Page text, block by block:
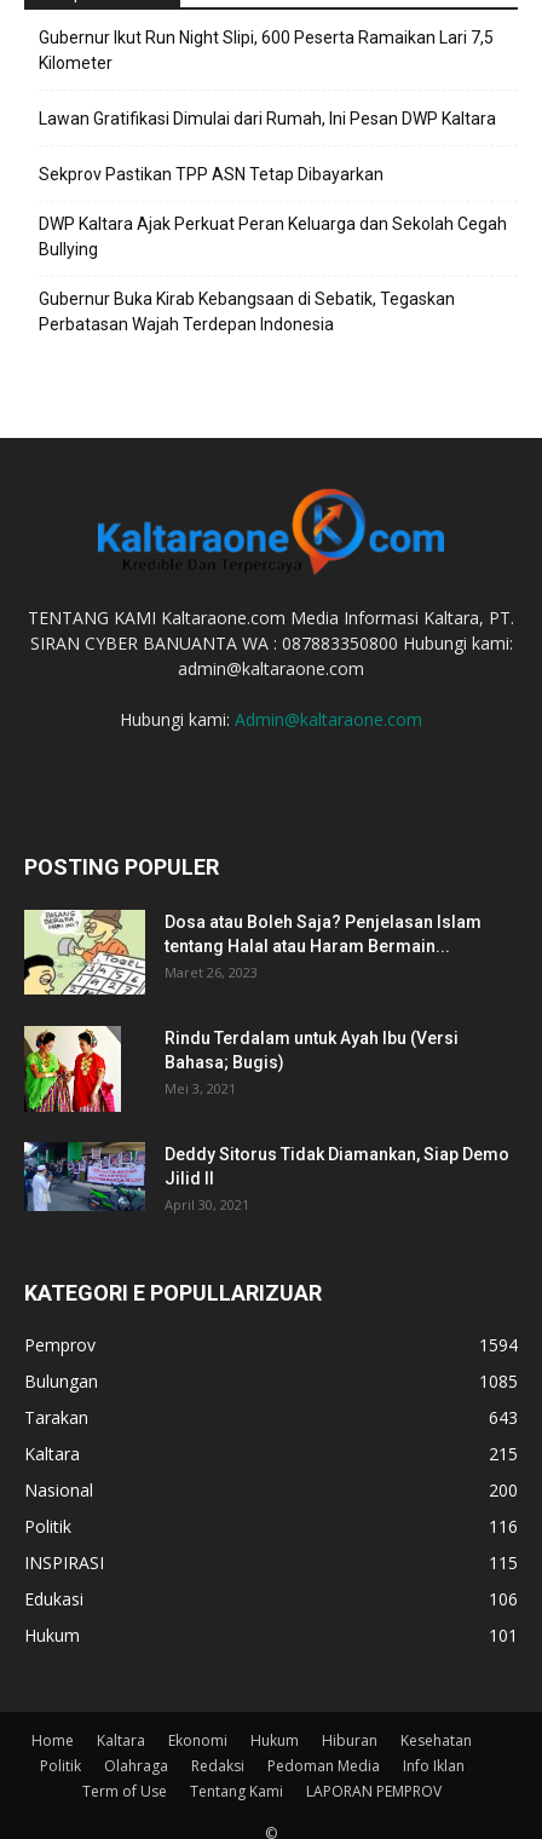
Gubernur Ikut Run Night Slipi, 600 Peserta Ramaikan Lari 7,5
Kilometer
Lawan Gratifikasi Dimulai dari Rumah, Ini Pesan DWP Kaltara
Sekprov Pastikan TPP ASN Tetap Dibayarkan
DWP Kaltara Ajak Perkuat Peran Keluarga dan Sekolah Cegah
Bullying
Gubernur Buka Kirab Kebangsaan di Sebatik, Tegaskan
Perbatasan Wajah Terdepan Indonesia
TENTANG KAMI Kaltaraone.com Media Informasi Kaltara, PT.
SIRAN CYBER BANUANTA WA : 087883350800 Hubungi kami:
admin@kaltaraone.com
Hubungi kami: Admin@kaltaraone.com
POSTING POPULER
Dosa atau Boleh Saja? Penjelasan Islam
tentang Halal atau Haram Bermain...
Maret 26, 2023
Rindu Terdalam untuk Ayah Ibu (Versi
Bahasa; Bugis)
Mei 3, 2021
Deddy Sitorus Tidak Diamankan, Siap Demo
Jilid II
April 30, 2021
KATEGORI E POPULLARIZUAR
Pemprov
1594
Bulungan
1085
Tarakan
643
Kaltara
215
Nasional
200
Politik
116
INSPIRASI
115
Edukasi
106
Hukum
101
Home Kaltara Ekonomi Hukum Hiburan
Kesehatan
Politik
Olahraga Redaksi Pedoman Media
Info Iklan
Term of Use
Tentang Kami LAPORAN PEMPROV
©